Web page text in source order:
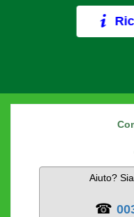
Aiuto?
☎